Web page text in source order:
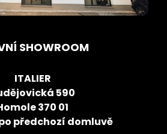
SHOWROOM
ITALIER
590
370 01
předchozí domluvě